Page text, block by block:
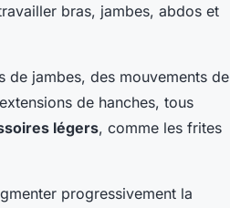
bras, jambes, abdos et
de jambes, des mouvements de
de hanches, tous
légers, comme les frites
progressivement la